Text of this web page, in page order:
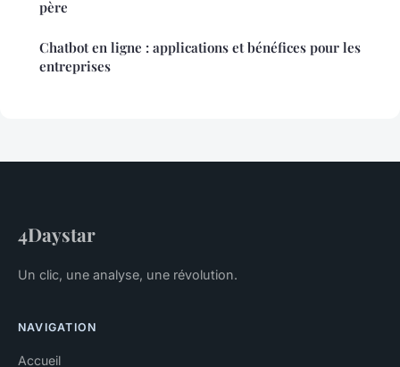
père
Chatbot en ligne : applications et bénéfices pour les
entreprises
4Daystar
Un clic, une analyse, une révolution.
NAVIGATION
Accueil